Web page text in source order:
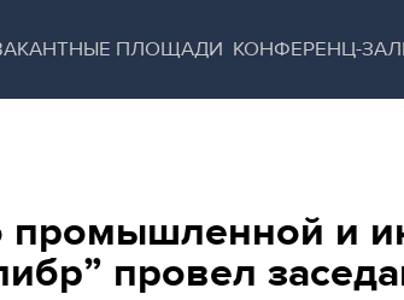
все
слайдеры
к
основному
ПЛОЩАДИ КОНФЕРЕНЦ-
и
провел